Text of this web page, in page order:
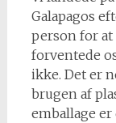
Galapagos
person for
forventede
ikke. Det er
brugen af
emballage